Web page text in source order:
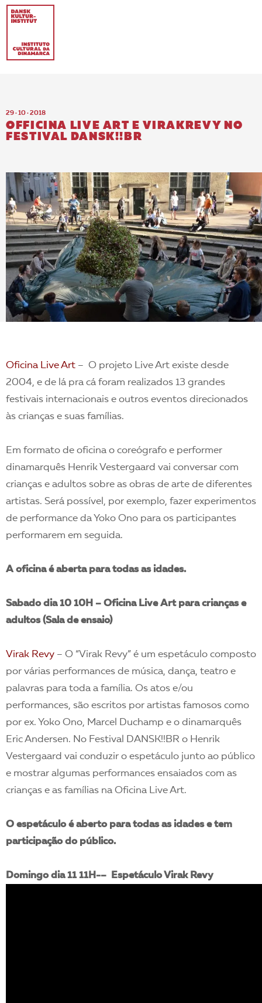
EN PT-BR
29 · 10 · 2018
OFFICINA LIVE ART E VIRAKREVY NO
FESTIVAL DANSK!!BR
Oficina Live Art – O projeto Live Art existe desde
2004, e de lá pra cá foram realizados 13 grandes
festivais internacionais e outros eventos direcionados
às crianças e suas famílias.
Em formato de oficina o coreógrafo e performer
dinamarquês Henrik Vestergaard vai conversar com
crianças e adultos sobre as obras de arte de diferentes
artistas. Será possível, por exemplo, fazer experimentos
de performance da Yoko Ono para os participantes
performarem em seguida.
A oficina é aberta para todas as idades.
Sabado dia 10 10H – Oficina Live Art para crianças e
adultos (Sala de ensaio)
Virak Revy – O “Virak Revy” é um espetáculo composto
por várias performances de música, dança, teatro e
palavras para toda a família. Os atos e/ou
performances, são escritos por artistas famosos como
por ex. Yoko Ono, Marcel Duchamp e o dinamarquês
Eric Andersen. No Festival DANSK!!BR o Henrik
Vestergaard vai conduzir o espetáculo junto ao público
e mostrar algumas performances ensaiados com as
crianças e as famílias na Oficina Live Art.
O espetáculo é aberto para todas as idades e tem
participação do público.
Domingo dia 11 11H-– Espetáculo Virak Revy